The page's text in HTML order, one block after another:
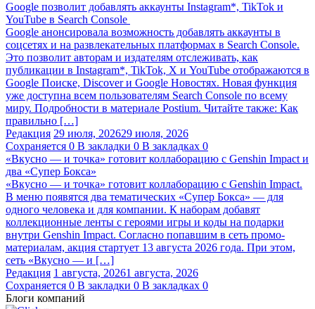
Google позволит добавлять аккаунты Instagram*, TikTok и
YouTube в Search Console
Google анонсировала возможность добавлять аккаунты в
соцсетях и на развлекательных платформах в Search Console.
Это позволит авторам и издателям отслеживать, как
публикации в Instagram*, TikTok, X и YouTube отображаются в
Google Поиске, Discover и Google Новостях. Новая функция
уже доступна всем пользователям Search Console по всему
миру. Подробности в материале Postium. Читайте также: Как
правильно […]
Редакция 29 июля, 202629 июля, 2026
Сохраняется 0 В закладки 0 В закладках 0
«Вкусно — и точка» готовит коллаборацию с Genshin Impact и
два «Супер Бокса»
«Вкусно — и точка» готовит коллаборацию с Genshin Impact.
В меню появятся два тематических «Супер Бокса» — для
одного человека и для компании. К наборам добавят
коллекционные ленты с героями игры и коды на подарки
внутри Genshin Impact. Согласно попавшим в сеть промо-
материалам, акция стартует 13 августа 2026 года. При этом,
сеть «Вкусно — и […]
Редакция 1 августа, 20261 августа, 2026
Сохраняется 0 В закладки 0 В закладках 0
Блоги компаний